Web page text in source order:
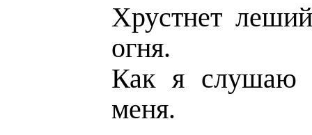
Хрустнет
огня.
Как я слушаю
меня.